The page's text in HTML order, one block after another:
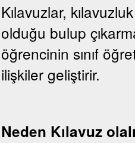
Kılavuzlar,
olduğu bulup
öğrencinin sınıf
ilişkiler geliştirir.
Neden Kılavuz